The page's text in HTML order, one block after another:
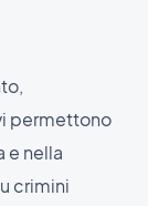
permettono
e nella
crimini